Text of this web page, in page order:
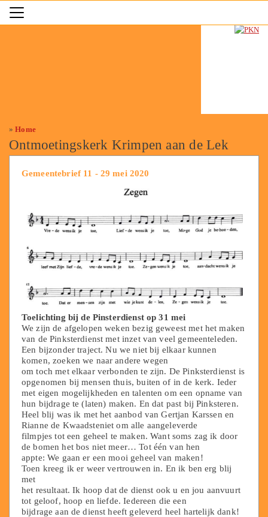
»Home
Ontmoetingskerk Krimpen aan de Lek
Gemeentebrief 11 - 29 mei 2020
Toelichting bij de Pinsterdienst op 31 mei
We zijn de afgelopen weken bezig geweest met het maken
van de Pinksterdienst met inzet van veel gemeenteleden.
Een bijzonder traject. Nu we niet bij elkaar kunnen
komen, zoeken we naar andere wegen
om toch met elkaar verbonden te zijn. De Pinksterdienst is
opgenomen bij mensen thuis, buiten of in de kerk. Ieder
met eigen mogelijkheden en talenten om een opname van
hun bijdrage te (laten) maken. En dat past bij Pinksteren.
Heel blij was ik met het aanbod van Gertjan Karssen en
Rianne de Kwaadsteniet om alle aangeleverde
filmpjes tot een geheel te maken. Want soms zag ik door
de bomen het bos niet meer… Tot één van hen
appte: We gaan er een mooi geheel van maken!
Toen kreeg ik er weer vertrouwen in. En ik ben erg blij
met
het resultaat. Ik hoop dat de dienst ook u en jou aanvuurt
tot geloof, hoop en liefde. Iedereen die een
bijdrage aan de dienst heeft geleverd heel hartelijk dank!